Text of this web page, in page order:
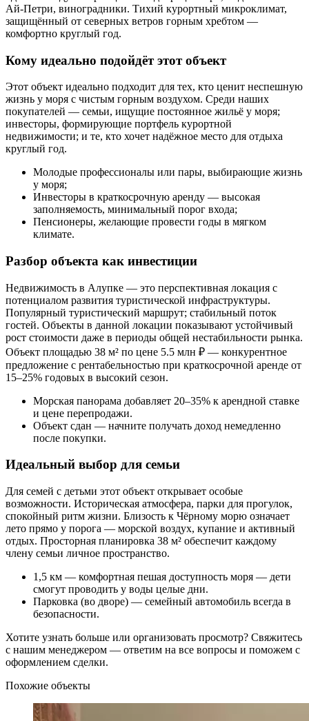
Ай-Петри, виноградники. Тихий курортный микроклимат,
защищённый от северных ветров горным хребтом —
комфортно круглый год.
Кому идеально подойдёт этот объект
Этот объект идеально подходит для тех, кто ценит неспешную
жизнь у моря с чистым горным воздухом. Среди наших
покупателей — семьи, ищущие постоянное жильё у моря;
инвесторы, формирующие портфель курортной
недвижимости; и те, кто хочет надёжное место для отдыха
круглый год.
Молодые профессионалы или пары, выбирающие жизнь
у моря;
Инвесторы в краткосрочную аренду — высокая
заполняемость, минимальный порог входа;
Пенсионеры, желающие провести годы в мягком
климате.
Разбор объекта как инвестиции
Недвижимость в Алупке — это перспективная локация с
потенциалом развития туристической инфраструктуры.
Популярный туристический маршрут; стабильный поток
гостей. Объекты в данной локации показывают устойчивый
рост стоимости даже в периоды общей нестабильности рынка.
Объект площадью 38 м² по цене 5.5 млн ₽ — конкурентное
предложение с рентабельностью при краткосрочной аренде от
15–25% годовых в высокий сезон.
Морская панорама добавляет 20–35% к арендной ставке
и цене перепродажи.
Объект сдан — начните получать доход немедленно
после покупки.
Идеальный выбор для семьи
Для семей с детьми этот объект открывает особые
возможности. Историческая атмосфера, парки для прогулок,
спокойный ритм жизни. Близость к Чёрному морю означает
лето прямо у порога — морской воздух, купание и активный
отдых. Просторная планировка 38 м² обеспечит каждому
члену семьи личное пространство.
1,5 км — комфортная пешая доступность моря — дети
смогут проводить у воды целые дни.
Парковка (во дворе) — семейный автомобиль всегда в
безопасности.
Хотите узнать больше или организовать просмотр? Свяжитесь
с нашим менеджером — ответим на все вопросы и поможем с
оформлением сделки.
Похожие объекты